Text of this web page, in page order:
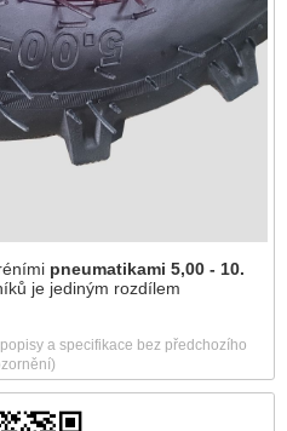
pneumatikami 5,00 - 10.
je jediným rozdílem
a specifikace bez předchozího